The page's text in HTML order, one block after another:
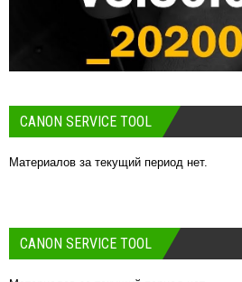
CANON SERVICE TOOL
Материалов за текущий период нет.
CANON SERVICE TOOL